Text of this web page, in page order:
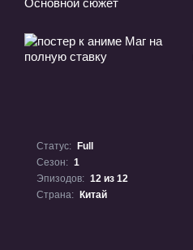
Основной сюжет
Статус:
Full
Сезон: 1
Эпизодов: 12 из 12
Страна:
Китай